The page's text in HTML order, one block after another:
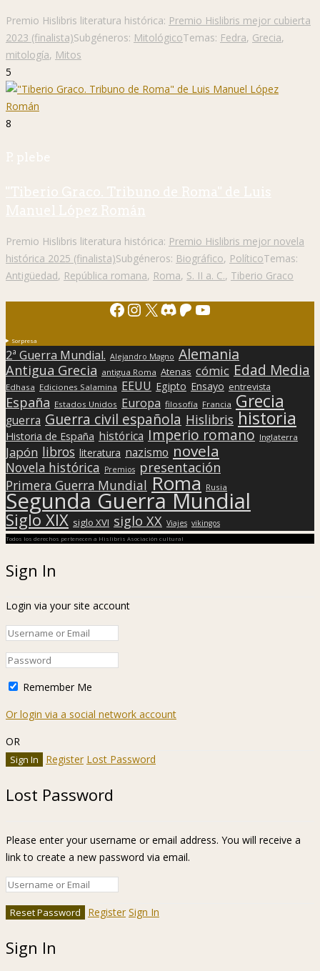
Premio Hislibris literatura histórica: Premio Hislibris mejor cubierta
2023 (finalista)Subgéneros: MitológicoTemas: Fedra, Grecia,
mitología, Mitos
5
8
P. plebe
"Tiberio Graco. Tribuno de Roma" de Luis
Manuel López Román
Premio Hislibris literatura histórica: Premio Hislibris mejor novela
histórica 2025 (finalista)Subgéneros: Biográfico, PolíticoTemas:
Antigüedad, República romana, Roma, S. II a. C., Tiberio Graco
Facebook
Instagram
X Discord
Patreon
YouTube
Sorpresa
2ª Guerra Mundial. Alejandro Magno Alemania
Antigua Grecia antigua Roma Atenas cómic Edad Media
Edhasa Ediciones Salamina EEUU Egipto Ensayo entrevista
España Estados Unidos Europa filosofía Francia Grecia
guerra Guerra civil española Hislibris historia
Historia de España histórica Imperio romano Inglaterra
Japón libros literatura nazismo novela
Novela histórica Premios presentación
Primera Guerra Mundial Roma Rusia
Segunda Guerra Mundial
Siglo XIX siglo XVI siglo XX Viajes vikingos
Todos los derechos pertenecen a Hislibris Asociación cultural
Sign In
Login via your site account
Remember Me
Or login via a social network account
OR
Register Lost Password
Lost Password
Please enter your username or email address. You will receive a
link to create a new password via email.
Register Sign In
Sign In